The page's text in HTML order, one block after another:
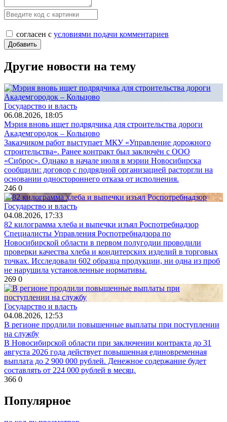
согласен с условиями подачи комментариев
Другие новости на тему
Государство и власть
06.08.2026, 18:05
Мэрия вновь ищет подрядчика для строительства дороги
Академгородок – Кольцово
Заказчиком работ выступает МКУ «Управление дорожного
строительства». Ранее контракт был заключён с ООО
«Сиброс». Однако в начале июля в мэрии Новосибирска
сообщили: договор с подрядной организацией расторгли на
основании одностороннего отказа от исполнения.
246 0
Государство и власть
04.08.2026, 17:33
82 килограмма хлеба и выпечки изъял Роспотребнадзор
Специалисты Управления Роспотребнадзора по
Новосибирской области в первом полугодии проводили
проверки качества хлеба и кондитерских изделий в торговых
точках. Исследовали 602 образца продукции, ни одна из проб
не нарушила установленные нормативы.
269 0
Государство и власть
04.08.2026, 12:53
В регионе продлили повышенные выплаты при поступлении
на службу
В Новосибирской области при заключении контракта до 31
августа 2026 года действует повышенная единовременная
выплата до 2 900 000 рублей. Денежное содержание будет
составлять от 224 000 рублей в месяц.
366 0
Популярное